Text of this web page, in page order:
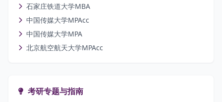
石家庄铁道大学MBA
中国传媒大学MPAcc
中国传媒大学MPA
北京航空航天大学MPAcc
考研专题与指南